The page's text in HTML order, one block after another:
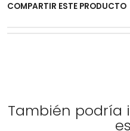
El formatoWidefacilita
✨Características
COMPARTIR ESTE PRODUCTO
También podría